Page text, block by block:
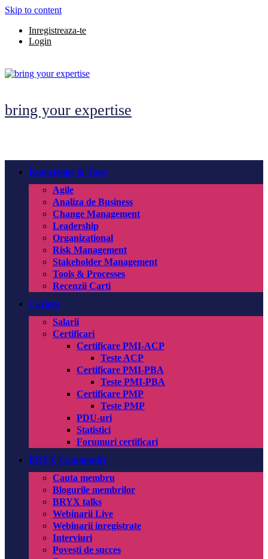
Skip to content
Inregistreaza-te
Login
bring your expertise
Knowledge & Tools
Agile
Analiza de Business
Change Management
Leadership
Organizational
Risk Management
Stakeholder Management
Tools & Processes
Recenzii Carti
Cariera
Salarii
Certificari
Certificare PMI-ACP
Teste ACP
Certificare PMI-PBA
Teste PMI-PBA
Certificare PMP
Teste PMP
PDU-uri
Statistici
Forumuri certificari
BRYX Community
Cauta membru
Blogurile membrilor
BRYX talks
Webinarii Live
Webinarii inregistrate
Interviuri
Povesti de succes